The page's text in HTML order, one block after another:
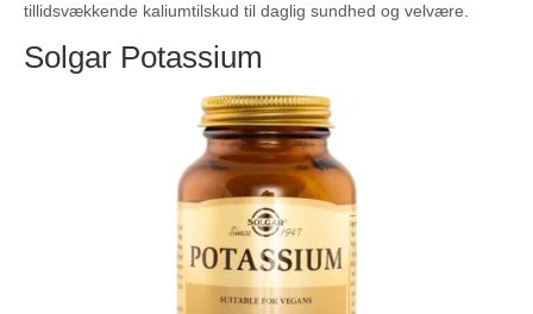
tillidsvækkende kaliumtilskud til daglig sundhed og velvære.
Solgar Potassium